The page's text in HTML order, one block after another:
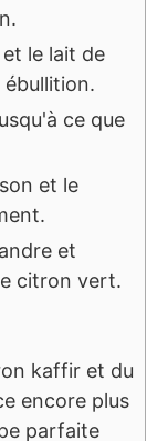
le lait de
ce que
et le
et
citron vert.
kaffir et du
encore plus
parfaite